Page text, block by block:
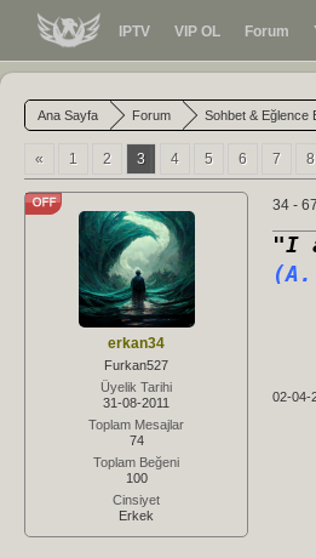
IPTV VIP OL Forum
Ana Sayfa Forum Sohbet & Eğlence
« 1 2 3 4 5 6 7 8
erkan34
Furkan527
Üyelik Tarihi
31-08-2011
Toplam Mesajlar
74
Toplam Beğeni
100
Cinsiyet
Erkek
34 - 67
"I
02-04-